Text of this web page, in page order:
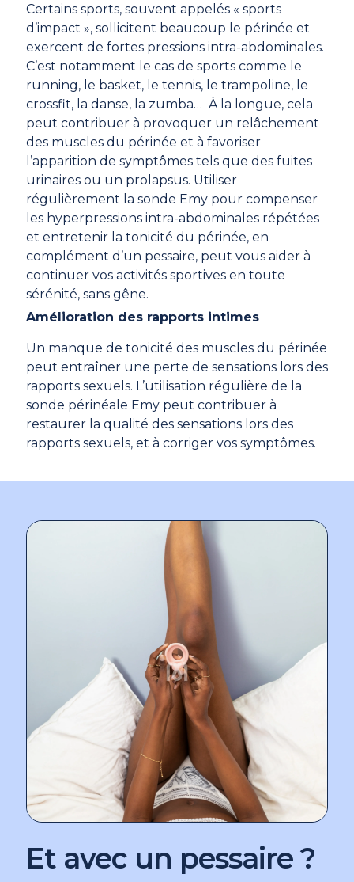
Certains sports, souvent appelés « sports
d’impact », sollicitent beaucoup le périnée et
exercent de fortes pressions intra-abdominales.
C’est notamment le cas de sports comme le
running, le basket, le tennis, le trampoline, le
crossfit, la danse, la zumba… À la longue, cela
peut contribuer à provoquer un relâchement
des muscles du périnée et à favoriser
l’apparition de symptômes tels que des fuites
urinaires ou un prolapsus. Utiliser
régulièrement la sonde Emy pour compenser
les hyperpressions intra-abdominales répétées
et entretenir la tonicité du périnée, en
complément d’un pessaire, peut vous aider à
continuer vos activités sportives en toute
sérénité, sans gêne.
Amélioration des rapports intimes
Un manque de tonicité des muscles du périnée
peut entraîner une perte de sensations lors des
rapports sexuels. L’utilisation régulière de la
sonde périnéale Emy peut contribuer à
restaurer la qualité des sensations lors des
rapports sexuels, et à corriger vos symptômes.
Et avec un pessaire ?